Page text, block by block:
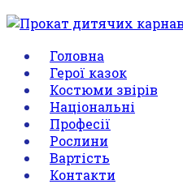
Головна
Герої казок
Костюми звірів
Національні
Професії
Рослини
Вартість
Контакти